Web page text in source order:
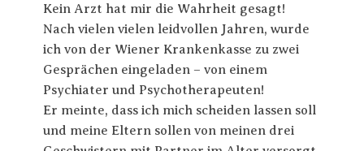
Kein Arzt hat mir die Wahrheit gesagt!
Nach vielen vielen leidvollen Jahren, wurde
ich von der Wiener Krankenkasse zu zwei
Gesprächen eingeladen – von einem
Psychiater und Psychotherapeuten!
Er meinte, dass ich mich scheiden lassen soll
und meine Eltern sollen von meinen drei